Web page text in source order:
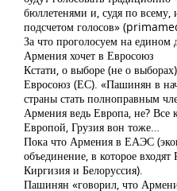
бюллетенями и, судя по
подсчетом голосов»
За что проголосуем на едином
Армения хочет в Евросоюз
Кстати, о выборе (не о
Евросоюз (ЕС). «Пашинян в
страны стать полноправным
Армения ведь Европа, не? Все
Европой, Грузия вон тоже…
Пока что Армения в ЕАЭС
объединение, в которое
Киргизия и Белоруссия).
Пашинян «говорил, что